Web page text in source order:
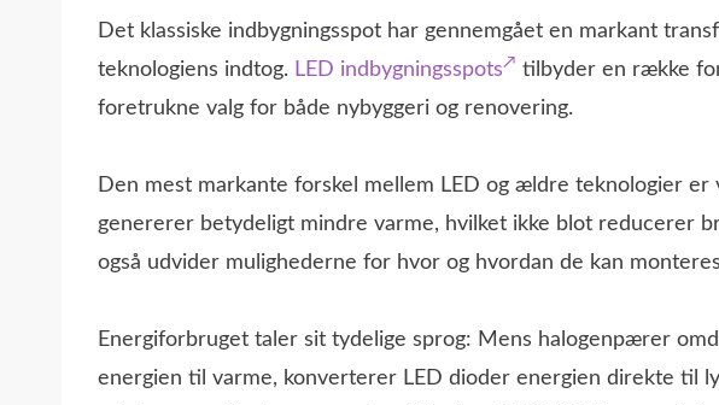
Det klassiske indbygningsspot har gennemgået en markant
teknologiens indtog. LED indbygningsspots
tilbyder en række
foretrukne valg for både nybyggeri og renovering.
Den mest markante forskel mellem LED og ældre teknologier er
genererer betydeligt mindre varme, hvilket ikke blot reducerer
også udvider mulighederne for hvor og hvordan de kan
Energiforbruget taler sit tydelige sprog: Mens halogenpærer
energien til varme, konverterer LED dioder energien direkte til